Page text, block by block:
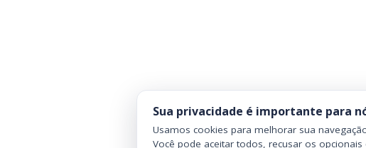
Sua privacidade é importante para
Usamos cookies para melhorar sua
Você pode aceitar todos, recusar os